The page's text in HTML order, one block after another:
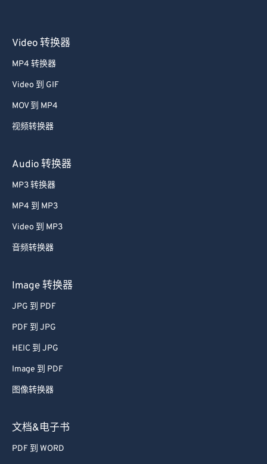
Video 转换器
MP4 转换器
Video 到 GIF
MOV 到 MP4
视频转换器
Audio 转换器
MP3 转换器
MP4 到 MP3
Video 到 MP3
音频转换器
Image 转换器
JPG 到 PDF
PDF 到 JPG
HEIC 到 JPG
Image 到 PDF
图像转换器
文档&电子书
PDF 到 WORD